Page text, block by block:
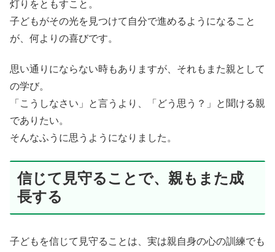
灯りをともすこと。
子どもがその光を見つけて自分で進めるようになること
が、何よりの喜びです。
思い通りにならない時もありますが、それもまた親として
の学び。
「こうしなさい」と言うより、「どう思う？」と聞ける親
でありたい。
そんなふうに思うようになりました。
信じて見守ることで、親もまた成
長する
子どもを信じて見守ることは、実は親自身の心の訓練でも